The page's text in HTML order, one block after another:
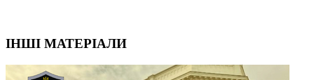
ІНШІ МАТЕРІАЛИ